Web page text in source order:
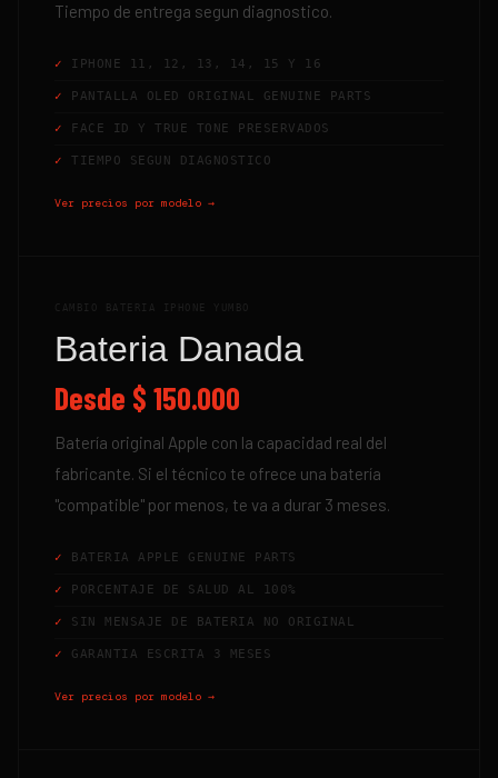
Tiempo de entrega segun diagnostico.
IPHONE 11, 12, 13, 14, 15 Y 16
PANTALLA OLED ORIGINAL GENUINE PARTS
FACE ID Y TRUE TONE PRESERVADOS
TIEMPO SEGUN DIAGNOSTICO
Ver precios por modelo →
CAMBIO BATERIA IPHONE YUMBO
Bateria Danada
Desde $ 150.000
Batería original Apple con la capacidad real del
fabricante. Si el técnico te ofrece una batería
"compatible" por menos, te va a durar 3 meses.
BATERIA APPLE GENUINE PARTS
PORCENTAJE DE SALUD AL 100%
SIN MENSAJE DE BATERIA NO ORIGINAL
GARANTIA ESCRITA 3 MESES
Ver precios por modelo →